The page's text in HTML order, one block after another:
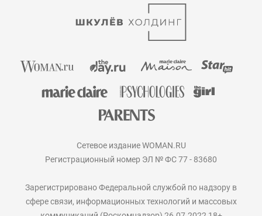
Сетевое издание WOMAN.RU
Регистрационный номер ЭЛ № ФС 77 - 83680
Зарегистрировано Федеральной службой по надзору в
сфере связи, информационных технологий и массовых